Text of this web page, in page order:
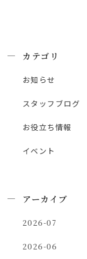
カテゴリ
お知らせ
スタッフブログ
お役立ち情報
イベント
アーカイブ
2026-07
2026-06